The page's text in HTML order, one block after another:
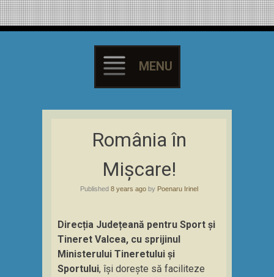
MENU
Skip
content
România în
Mișcare!
Published 8 years agoby Poenaru Irinel
Direcția Județeană pentru Sport și
Tineret Valcea, cu sprijinul
Ministerului Tineretului și
Sportului, își dorește să faciliteze